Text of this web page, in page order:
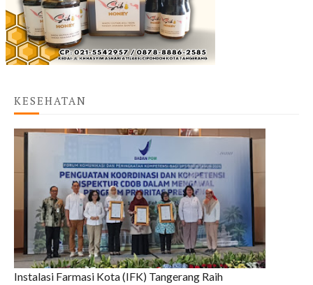
KESEHATAN
Instalasi Farmasi Kota (IFK) Tangerang Raih